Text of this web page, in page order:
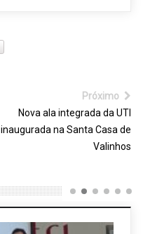
Próximo
Nova ala integrada da UTI
inaugurada na Santa Casa de
Valinhos